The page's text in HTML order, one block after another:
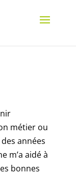
métier ou
années
m’a aidé à
bonnes